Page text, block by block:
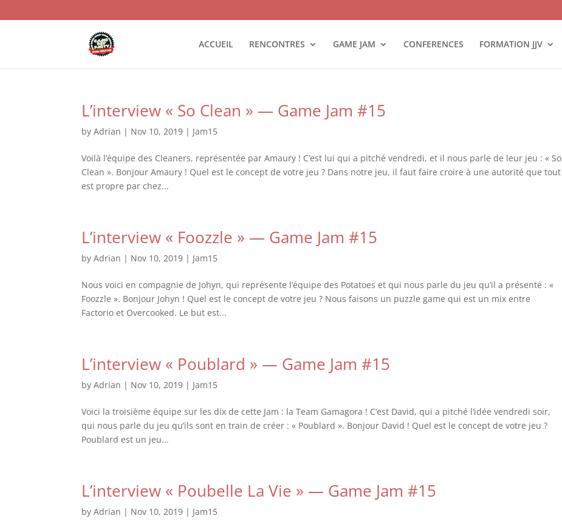
ACCUEIL RENCONTRES GAME JAM CONFERENCES FORMATION JJV
L’interview « So Clean » — Game Jam #15
byAdrian | Nov 10, 2019 | Jam15
Voilà l’équipe des Cleaners, représentée par Amaury ! C’est lui qui a pitché vendredi, et il nous parle de leur jeu : « So
Clean ». Bonjour Amaury ! Quel est le concept de votre jeu ? Dans notre jeu, il faut faire croire à une autorité que tout
est propre par chez...
L’interview « Foozzle » — Game Jam #15
byAdrian | Nov 10, 2019 | Jam15
Nous voici en compagnie de Johyn, qui représente l’équipe des Potatoes et qui nous parle du jeu qu’il a présenté : «
Foozzle ». Bonjour Johyn ! Quel est le concept de votre jeu ? Nous faisons un puzzle game qui est un mix entre
Factorio et Overcooked. Le but est...
L’interview « Poublard » — Game Jam #15
byAdrian | Nov 10, 2019 | Jam15
Voici la troisième équipe sur les dix de cette Jam : la Team Gamagora ! C’est David, qui a pitché l’idée vendredi soir,
qui nous parle du jeu qu’ils sont en train de créer : « Poublard ». Bonjour David ! Quel est le concept de votre jeu ?
Poublard est un jeu...
L’interview « Poubelle La Vie » — Game Jam #15
byAdrian | Nov 10, 2019 | Jam15